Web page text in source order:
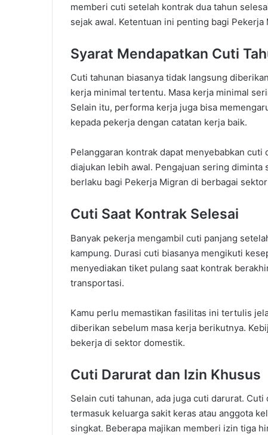
memberi cuti setelah kontrak dua tahun
sejak awal. Ketentuan ini penting bagi
Syarat Mendapatkan Cuti
Cuti tahunan biasanya tidak langsung
kerja minimal tertentu. Masa kerja minimal
Selain itu, performa kerja juga bisa
kepada pekerja dengan catatan kerja baik.
Pelanggaran kontrak dapat menyebabkan
diajukan lebih awal. Pengajuan sering
berlaku bagi Pekerja Migran di berbagai
Cuti Saat Kontrak Selesai
Banyak pekerja mengambil cuti panjang
kampung. Durasi cuti biasanya mengikuti
menyediakan tiket pulang saat kontrak
transportasi.
Kamu perlu memastikan fasilitas ini tertulis
diberikan sebelum masa kerja berikutnya.
bekerja di sektor domestik.
Cuti Darurat dan Izin Khusus
Selain cuti tahunan, ada juga cuti darurat.
termasuk keluarga sakit keras atau anggota
singkat. Beberapa majikan memberi izin tiga